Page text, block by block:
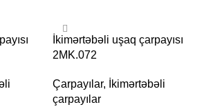
İkimərtəbəli uşaq çarpayısı
2MK.072
Çarpayılar,
İkimərtəbəli
çarpayılar